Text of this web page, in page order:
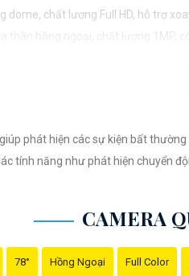
chất lượng Full HD, hỗ trợ
thân hồng ngoại, chất lượng 1MP,
gốc xuất xứ của sản phẩm trước khi
phát hiện các sự kiện bất
tính năng như phát hiện chuyển
CAMERA
78° Hồng Ngoại Full Color